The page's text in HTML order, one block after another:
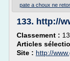
pate a choux ne
133. http://
Classement :
Articles
Site : http://